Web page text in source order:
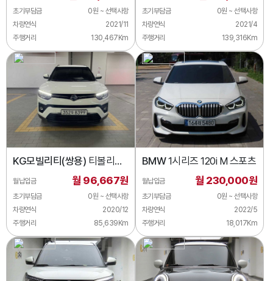
초기부담금
0원 ~ 선택사항
차량연식
2021/11
주행거리
130,467Km
초기부담금
0원 ~ 선택사항
차량연식
2021/4
주행거리
139,316Km
KG모빌리티(쌍용) 티볼리
2WD 디젤 1.6
월납입금 월 96,667원
초기부담금
0원 ~ 선택사항
차량연식
2020/12
주행거리
85,639Km
BMW1시리즈 120i M 스포츠
월납입금 월 230,000원
초기부담금
0원 ~ 선택사항
차량연식
2022/5
주행거리
18,017Km